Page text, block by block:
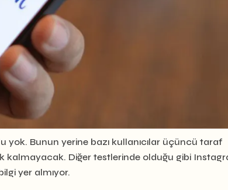
yok. Bunun yerine bazı kullanıcılar üçüncü taraf
Diğer testlerinde olduğu gibi
yer almıyor.